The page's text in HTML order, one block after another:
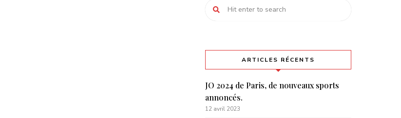
ARTICLES RÉCENTS
JO 2024 de Paris, de nouveaux sports
annoncés.
12 avril 2023